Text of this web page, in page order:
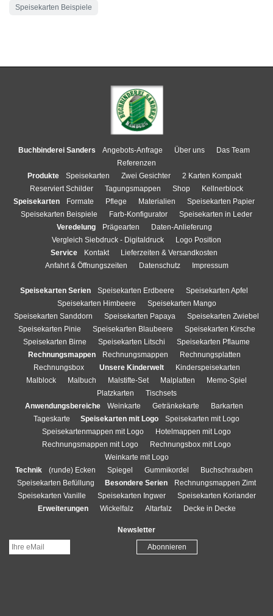
Speisekarten Beispiele
Buchbinderei Sanders Angebots-Anfrage Über uns
Das Team
Referenzen
Produkte
Speisekarten Zwei Gesichter
2 Karten Kompakt
Reserviert Schilder
Tagungsmappen Shop
Kellnerblock
Speisekarten
Formate Pflege Materialien
Speisekarten Papier
Speisekarten Beispiele
Farb-Konfigurator
Speisekarten in Leder
Veredelung
Prägearten
Daten-Anlieferung
Vergleich Siebdruck - Digitaldruck
Logo Position
Service
Kontakt
Lieferzeiten & Versandkosten
Anfahrt & Öffnungszeiten
Datenschutz Impressum
Speisekarten Serien Speisekarten Erdbeere
Speisekarten Apfel
Speisekarten Himbeere
Speisekarten Mango
Speisekarten Sanddorn
Speisekarten Papaya
Speisekarten Zwiebel
Speisekarten Pinie
Speisekarten Blaubeere
Speisekarten Kirsche
Speisekarten Birne
Speisekarten Litschi
Speisekarten Pflaume
Rechnungsmappen
Rechnungsmappen
Rechnungsplatten
Rechnungsbox
Unsere Kinderwelt
Kinderspeisekarten
Malblock
Malbuch Malstifte-Set Malplatten
Memo-Spiel
Platzkarten
Tischsets
Anwendungsbereiche
Weinkarte Getränkekarte
Barkarten
Tageskarte
Speisekarten mit Logo
Speisekarten mit Logo
Speisekartenmappen mit Logo
Hotelmappen mit Logo
Rechnungsmappen mit Logo
Rechnungsbox mit Logo
Weinkarte mit Logo
Technik
(runde) Ecken Spiegel Gummikordel
Buchschrauben
Speisekarten Befüllung
Besondere Serien
Rechnungsmappen Zimt
Speisekarten Vanille
Speisekarten Ingwer
Speisekarten Koriander
Erweiterungen
Wickelfalz Altarfalz Decke in Decke
Newsletter